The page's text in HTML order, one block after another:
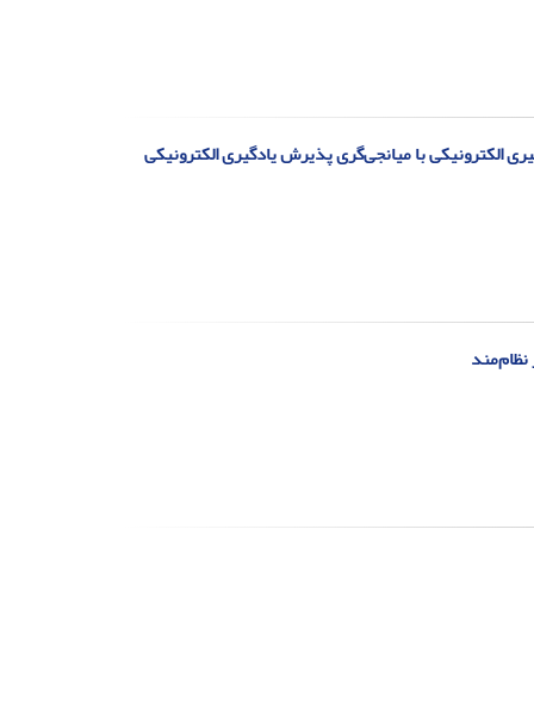
با میانجی‌گری پذیرش یادگیری الکترونیکی